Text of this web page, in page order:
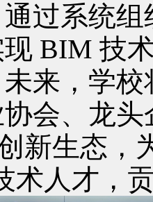
过系统
BIM 技
来，学
会、龙
新生态，
术人才，